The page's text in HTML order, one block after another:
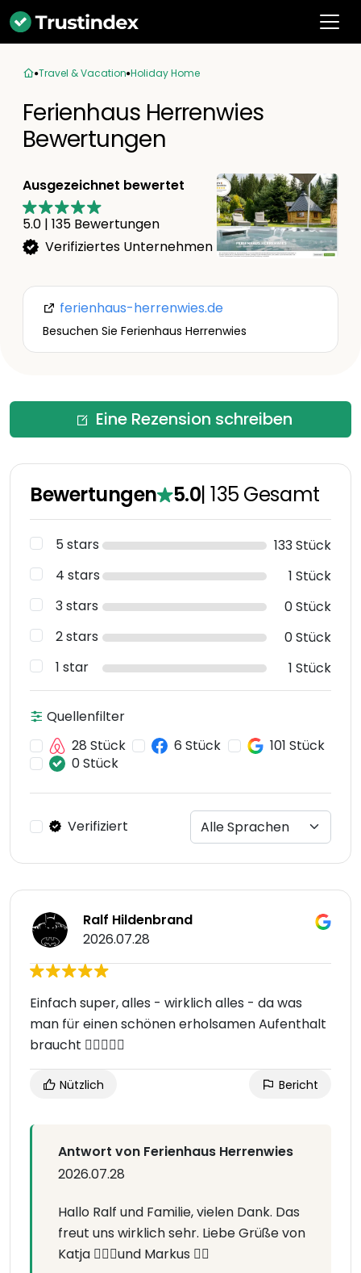
Travel & Vacation Holiday Home
Ferienhaus Herrenwies
Bewertungen
Ausgezeichnet bewertet
5.0 | 135 Bewertungen
Verifiziertes Unternehmen
ferienhaus-herrenwies.de
Besuchen Sie Ferienhaus Herrenwies
Eine Rezension schreiben
Bewertungen 5.0|135 Gesamt
5 stars
133 Stück
4 stars
1 Stück
3 stars
0 Stück
2 stars
0 Stück
1 star
1 Stück
Quellenfilter
28 Stück
6 Stück
101 Stück
0 Stück
Verifiziert
Ralf Hildenbrand
2026.07.28
Einfach super, alles - wirklich alles - da was
man für einen schönen erholsamen Aufenthalt
braucht 👍🏽😎💪🏽
Nützlich Bericht
Antwort von Ferienhaus Herrenwies
2026.07.28
Hallo Ralf und Familie, vielen Dank. Das
freut uns wirklich sehr. Liebe Grüße von
Katja 🙋🏼‍♀️und Markus 🙋‍♂️